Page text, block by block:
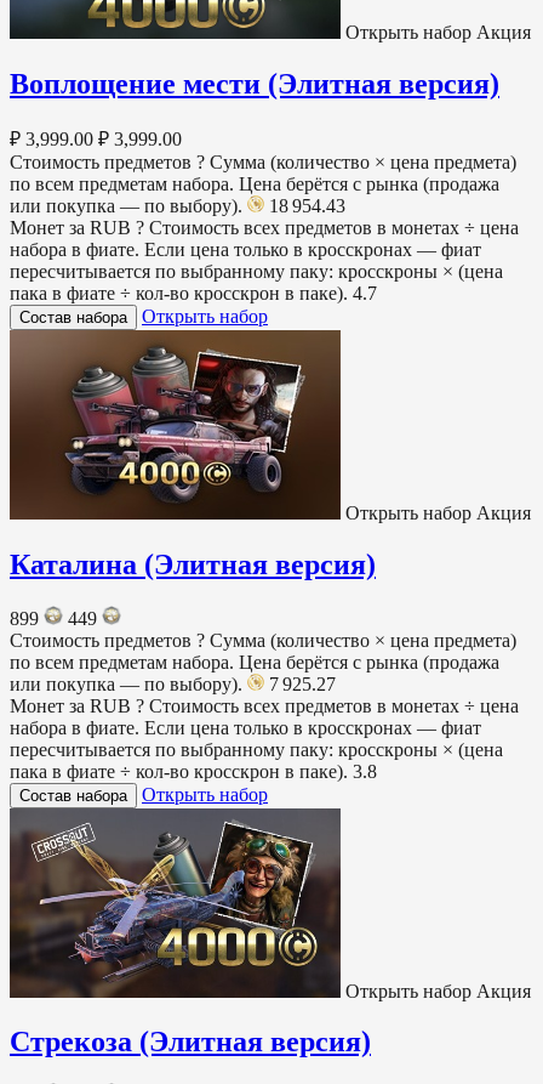
Открыть набор Акция
Воплощение мести (Элитная версия)
₽ 3,999.00 ₽ 3,999.00
Стоимость предметов ? Сумма (количество × цена предмета)
по всем предметам набора. Цена берётся с рынка (продажа
или покупка — по выбору).
18 954.43
Монет за RUB ? Стоимость всех предметов в монетах ÷ цена
набора в фиате. Если цена только в кросскронах — фиат
пересчитывается по выбранному паку: кросскроны × (цена
пака в фиате ÷ кол-во кросскрон в паке). 4.7
Состав набора Открыть набор
Открыть набор Акция
Каталина (Элитная версия)
899
449
Стоимость предметов ? Сумма (количество × цена предмета)
по всем предметам набора. Цена берётся с рынка (продажа
или покупка — по выбору).
7 925.27
Монет за RUB ? Стоимость всех предметов в монетах ÷ цена
набора в фиате. Если цена только в кросскронах — фиат
пересчитывается по выбранному паку: кросскроны × (цена
пака в фиате ÷ кол-во кросскрон в паке). 3.8
Состав набора Открыть набор
Открыть набор Акция
Стрекоза (Элитная версия)